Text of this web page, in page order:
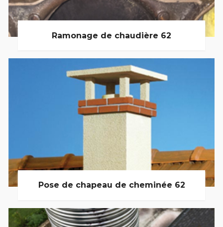
Ramonage de chaudière 62
Pose de chapeau de cheminée 62